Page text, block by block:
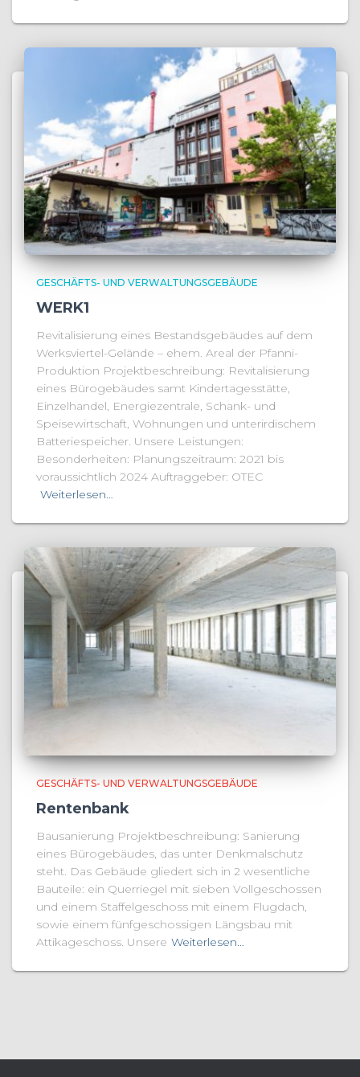
GESCHÄFTS- UND VERWALTUNGSGEBÄUDE
WERK1
Revitalisierung eines Bestandsgebäudes auf dem
Werksviertel-Gelände – ehem. Areal der Pfanni-
Produktion Projektbeschreibung: Revitalisierung
eines Bürogebäudes samt Kindertagesstätte,
Einzelhandel, Energiezentrale, Schank- und
Speisewirtschaft, Wohnungen und unterirdischem
Batteriespeicher. Unsere Leistungen:
Besonderheiten: Planungszeitraum: 2021 bis
voraussichtlich 2024 Auftraggeber: OTEC
Weiterlesen…
GESCHÄFTS- UND VERWALTUNGSGEBÄUDE
Rentenbank
Bausanierung Projektbeschreibung: Sanierung
eines Bürogebäudes, das unter Denkmalschutz
steht. Das Gebäude gliedert sich in 2 wesentliche
Bauteile: ein Querriegel mit sieben Vollgeschossen
und einem Staffelgeschoss mit einem Flugdach,
sowie einem fünfgeschossigen Längsbau mit
Attikageschoss. Unsere Weiterlesen…